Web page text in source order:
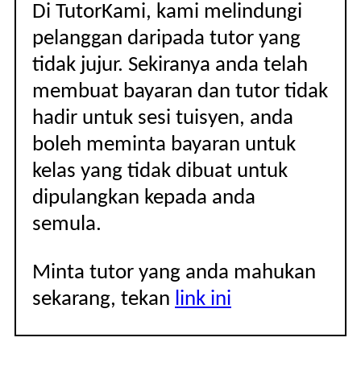
Di TutorKami, kami melindungi
pelanggan daripada tutor yang
tidak jujur. Sekiranya anda telah
membuat bayaran dan tutor tidak
hadir untuk sesi tuisyen, anda
boleh meminta bayaran untuk
kelas yang tidak dibuat untuk
dipulangkan kepada anda
semula.
Minta tutor yang anda mahukan
sekarang, tekan link ini